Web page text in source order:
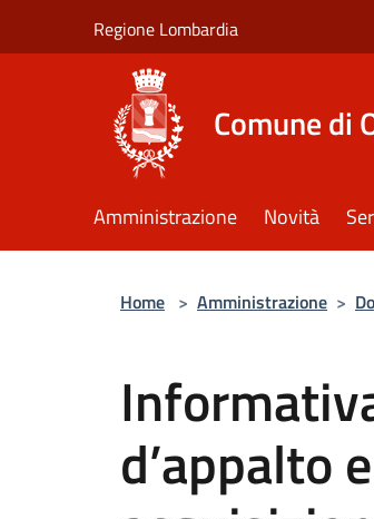
Regione Lombardia
Comune di
Amministrazione Novità
Home > Amministrazione >
d’appalto